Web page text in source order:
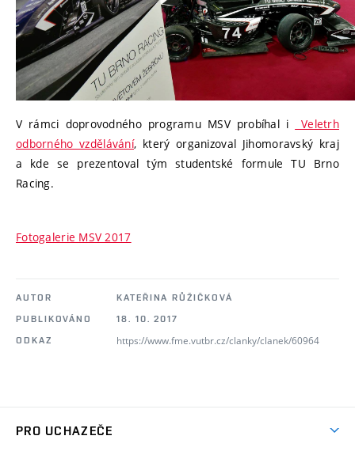
V rámci doprovodného programu MSV probíhal i
Veletrh
odborného vzdělávání, který organizoval Jihomoravský kraj
a kde se prezentoval tým studentské formule TU Brno
Racing.
Fotogalerie MSV 2017
AUTOR
KATEŘINA RŮŽIČKOVÁ
PUBLIKOVÁNO
18. 10. 2017
ODKAZ
https://www.fme.vutbr.cz/clanky/clanek/60964
PRO UCHAZEČE